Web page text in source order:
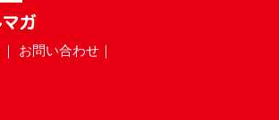
｜ お問い合わせ｜